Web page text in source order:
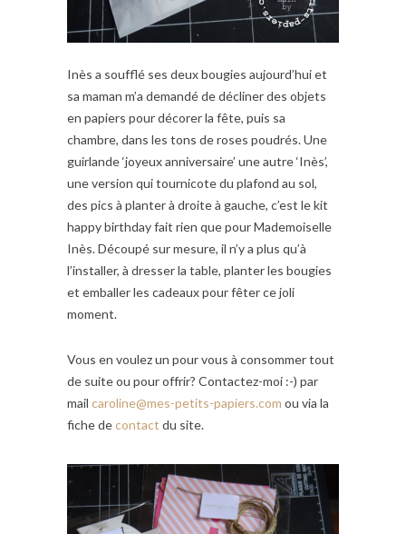
Inès a soufflé ses deux bougies aujourd’hui et
sa maman m’a demandé de décliner des objets
en papiers pour décorer la fête, puis sa
chambre, dans les tons de roses poudrés. Une
guirlande ‘joyeux anniversaire’ une autre ‘Inès’,
une version qui tournicote du plafond au sol,
des pics à planter à droite à gauche, c’est le kit
happy birthday fait rien que pour Mademoiselle
Inès. Découpé sur mesure, il n’y a plus qu’à
l’installer, à dresser la table, planter les bougies
et emballer les cadeaux pour fêter ce joli
moment.
Vous en voulez un pour vous à consommer tout
de suite ou pour offrir? Contactez-moi :-) par
mail caroline@mes-petits-papiers.com ou via la
fiche decontact du site.